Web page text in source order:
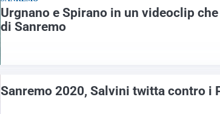
Urgnano e Spirano in un videoclip
di Sanremo
Sanremo 2020, Salvini twitta contro i